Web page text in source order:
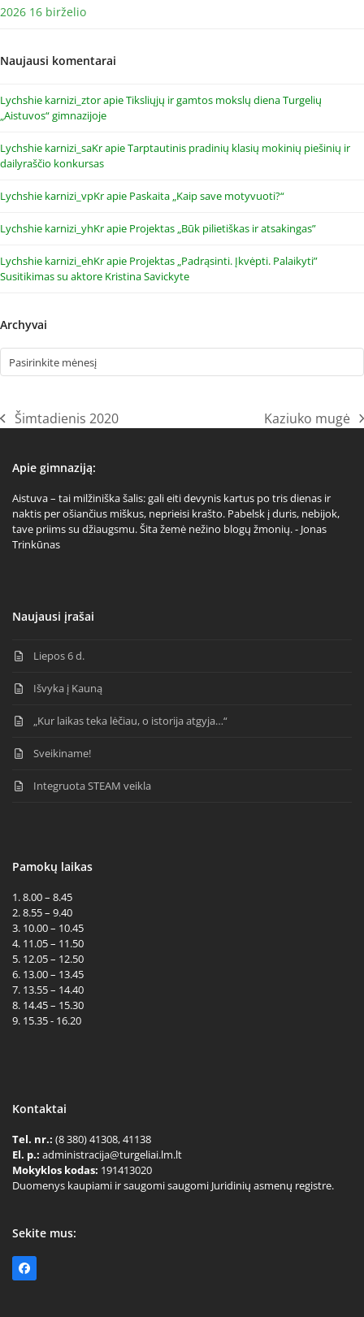
2026 16 birželio
Naujausi komentarai
Lychshie karnizi_ztorapieTiksliųjų ir gamtos mokslų diena Turgelių
„Aistuvos“ gimnazijoje
Lychshie karnizi_saKrapieTarptautinis pradinių klasių mokinių piešinių ir
dailyraščio konkursas
Lychshie karnizi_vpKrapie Paskaita „Kaip save motyvuoti?“
Lychshie karnizi_yhKrapie Projektas „Būk pilietiškas ir atsakingas”
Lychshie karnizi_ehKrapie Projektas „Padrąsinti. Įkvėpti. Palaikyti”
Susitikimas su aktore Kristina Savickyte
Archyvai
previous
Šimtadienis 2020
next
Kaziuko mugė
Apie gimnaziją:
Aistuva – tai milžiniška šalis: gali eiti devynis kartus po tris dienas ir
naktis per ošiančius miškus, neprieisi krašto. Pabelsk į duris, nebijok,
tave priims su džiaugsmu. Šita žemė nežino blogų žmonių. - Jonas
Trinkūnas
Naujausi įrašai
Liepos 6 d.
Išvyka į Kauną
„Kur laikas teka lėčiau, o istorija atgyja…“
Sveikiname!
Integruota STEAM veikla
Pamokų laikas
1. 8.00 – 8.45
2. 8.55 – 9.40
3. 10.00 – 10.45
4. 11.05 – 11.50
5. 12.05 – 12.50
6. 13.00 – 13.45
7. 13.55 – 14.40
8. 14.45 – 15.30
9. 15.35 - 16.20
Kontaktai
Tel. nr.: (8 380) 41308, 41138
El. p.: administracija@turgeliai.lm.lt
Mokyklos kodas: 191413020
Duomenys kaupiami ir saugomi saugomi Juridinių asmenų registre.
Sekite mus:
Facebook